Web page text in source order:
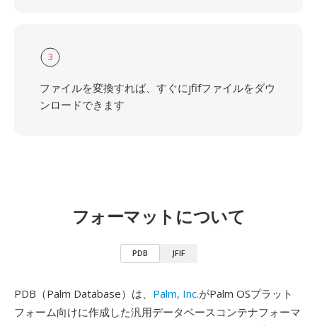
3
ファイルを変換すれば、すぐにjfifファイルをダウ
ンロードできます
フォーマットについて
PDB JFIF
PDB（Palm Database）は、 Palm, Inc.がPalm OSプラット
フォーム向けに作成した汎用データベースコンテナフォーマ